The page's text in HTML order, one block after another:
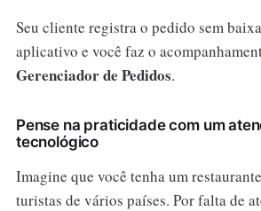
Seu cliente registra o pedido sem
aplicativo e você faz o
Gerenciador de Pedidos.
Pense na praticidade com um
tecnológico
Imagine que você tenha um
turistas de vários países. Por falta de